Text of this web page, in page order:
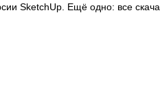
SketchUp. Ещё одно: все